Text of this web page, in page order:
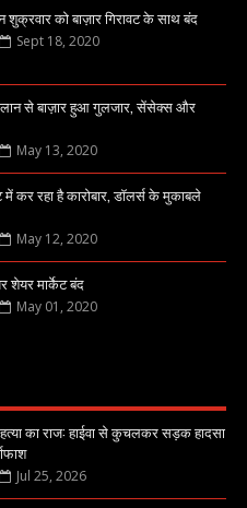
शुक्रवार को बाज़ार गिरावट के साथ बंद
Sept 18, 2020
से बाज़ार हुआ गुलजार, सेंसेक्स और
May 13, 2020
में कर रहा है कारोबार, डॉलर्स के मुकाबले
May 12, 2020
शेयर मार्केट बंद
May 01, 2020
हत्या का राज: हाईवा से कुचलकर सड़क हादसा
Jul 25, 2026